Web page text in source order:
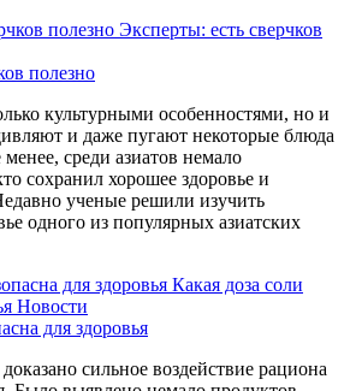
Эксперты: есть сверчков
полезно
культурными особенностями, но и
и даже пугают некоторые блюда
среди азиатов немало
сохранил хорошее здоровье и
ученые решили изучить
одного из популярных азиатских
Какая доза соли
Новости
для здоровья
сильное воздействие рациона